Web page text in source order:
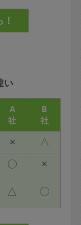
い
A
社
B
社
× △
〇 ×
△ 〇